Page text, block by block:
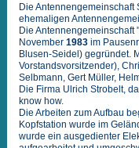
Die
ehemaligen
Die Antennengemeinschaft
November 1983im
Blusen-Seidel) gegründet.
Vorstandsvorsitzender),
Selbmann, Gert Müller,
Die Firma Ulrich Strobelt,
know how.
Die Arbeiten zum Aufbau
Kopfstation wurde im
wurde ein ausgedienter